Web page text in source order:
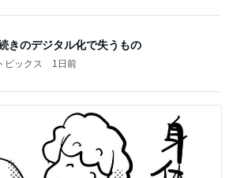
きのデジタル化で失うもの
ピックス 1日前